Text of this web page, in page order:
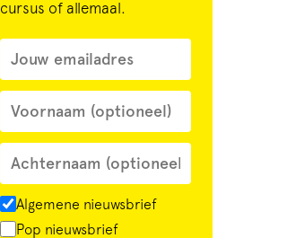
cursus of allemaal.
Algemene nieuwsbrief
Pop nieuwsbrief